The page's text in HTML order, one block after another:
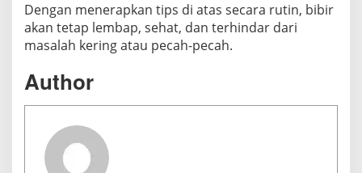
Dengan menerapkan tips di atas secara rutin, bibir
akan tetap lembap, sehat, dan terhindar dari
masalah kering atau pecah-pecah.
Author